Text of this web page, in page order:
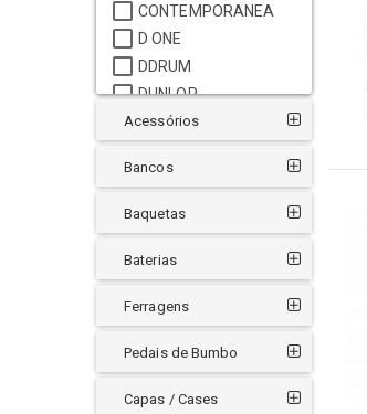
CONTEMPORANEA
D ONE
DDRUM
DUNLOP
FSA
GIBSON
HARDBEAT
HERCULES
IZZO
LIVERPOOL
LKI
Acessórios
Bancos
Baquetas
Baterias
Ferragens
Pedais de Bumbo
Capas / Cases